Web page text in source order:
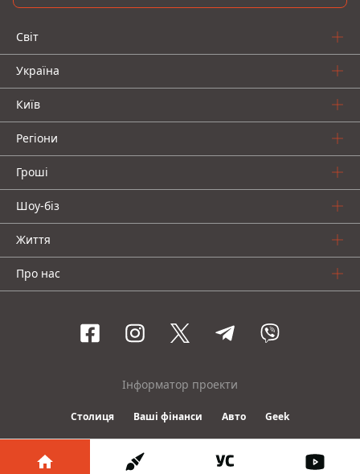
Світ
Україна
Київ
Регіони
Гроші
Шоу-біз
Життя
Про нас
Інформатор проекти
Столиця Ваші фінанси Авто Geek
© 2016-2026 Informator